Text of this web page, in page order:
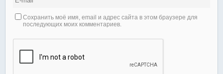
Сохранить моё имя, email и адрес сайта в этом браузере для
последующих моих комментариев.